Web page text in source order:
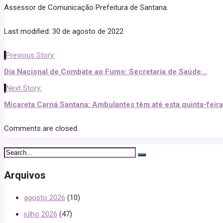
Assessor de Comunicação Prefeitura de Santana.
Last modified: 30 de agosto de 2022
Previous Story:
Dia Nacional de Combate ao Fumo: Secretaria de Saúde...
Next Story:
Micareta Carná Santana: Ambulantes têm até esta quinta-
Comments are closed.
Arquivos
agosto 2026 (10)
julho 2026 (47)